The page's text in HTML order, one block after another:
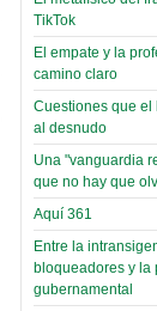
Leer Más...
Posesionan a
Asociación de
Domingo, 14
Leer Más...
El Infamatorio
Miércoles, 19
Read more...
El Infamatorio
Lunes, 27 Mayo
TikTok
El empate y la
camino claro
Cuestiones que el
al desnudo
Una "vanguardia
que no hay que
Aquí 361
Entre la
bloqueadores y la
gubernamental